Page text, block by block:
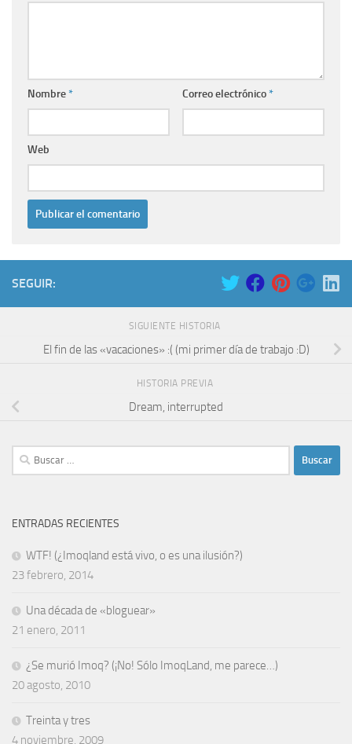
Nombre* Correo electrónico*
Web
SEGUIR:
SIGUIENTE HISTORIA
El fin de las «vacaciones» :( (mi primer día de trabajo :D)
HISTORIA PREVIA
Dream, interrupted
Buscar:
ENTRADAS RECIENTES
WTF! (¿Imoqland está vivo, o es una ilusión?)
23 febrero, 2014
Una década de «bloguear»
21 enero, 2011
¿Se murió Imoq? (¡No! Sólo ImoqLand, me parece…)
20 agosto, 2010
Treinta y tres
4 noviembre, 2009